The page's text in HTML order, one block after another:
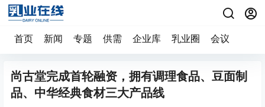
首页 新闻 专题 供需 企业库 乳业圈 会议
尚古堂完成首轮融资，拥有调理食品、豆面制
品、中华经典食材三大产品线